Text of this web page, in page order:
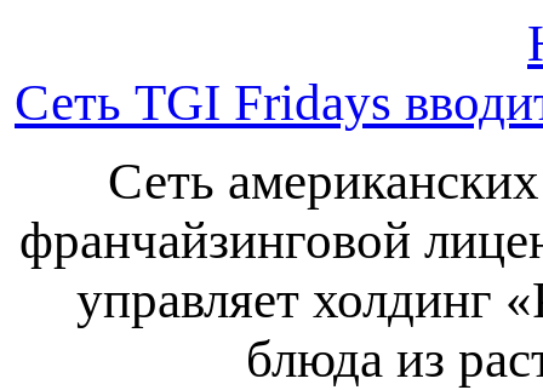
Сеть TGI Fridays
Сеть
франчайзинговой
управляет холдинг
блюда из